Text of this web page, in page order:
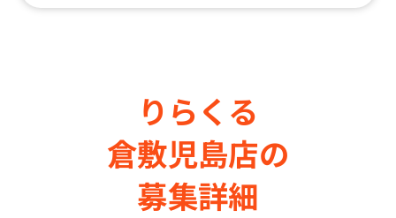
りらくる
倉敷児島店の
募集詳細